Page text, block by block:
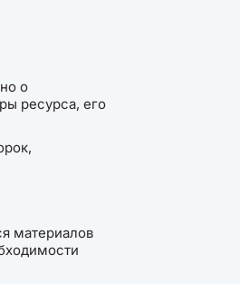
о
ресурса, его
материалов